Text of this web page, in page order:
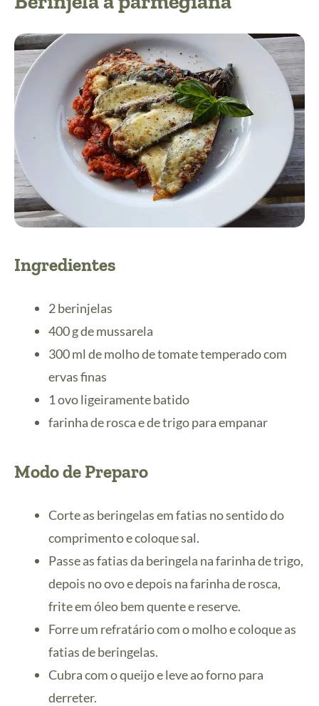
Ingredientes
2 berinjelas
400 g de mussarela
300 ml de molho de tomate temperado com
ervas finas
1 ovo ligeiramente batido
farinha de rosca e de trigo para empanar
Modo de Preparo
Corte as beringelas em fatias no sentido do
comprimento e coloque sal.
Passe as fatias da beringela na farinha de trigo,
depois no ovo e depois na farinha de rosca,
frite em óleo bem quente e reserve.
Forre um refratário com o molho e coloque as
fatias de beringelas.
Cubra com o queijo e leve ao forno para
derreter.